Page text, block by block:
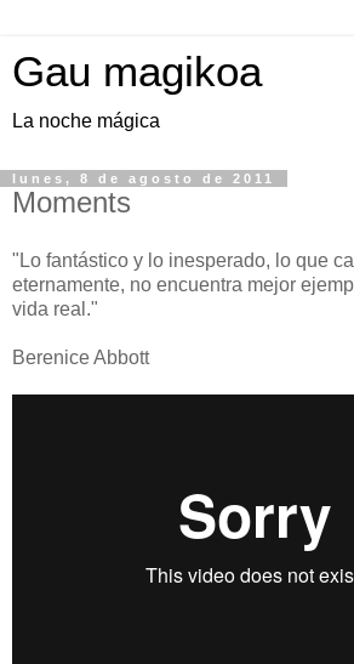
Gau magikoa
La noche mágica
lunes, 8 de agosto de 2011
Moments
"Lo fantástico y lo inesperado, lo que
eternamente, no encuentra mejor
vida real."
Berenice Abbott